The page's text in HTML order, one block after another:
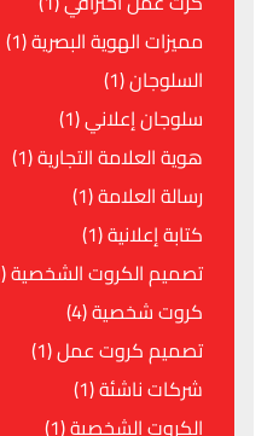
مميزات الهوية البصرية (1)
السلوجان (1)
سلوجان إعلاني (1)
هوية العلامة التجارية (1)
رسالة العلامة (1)
كتابة إعلانية (1)
تصميم الكروت الشخصية (2)
كروت شخصية (4)
تصميم كروت عمل (1)
شركات ناشئة (1)
الكروت الشخصية (1)